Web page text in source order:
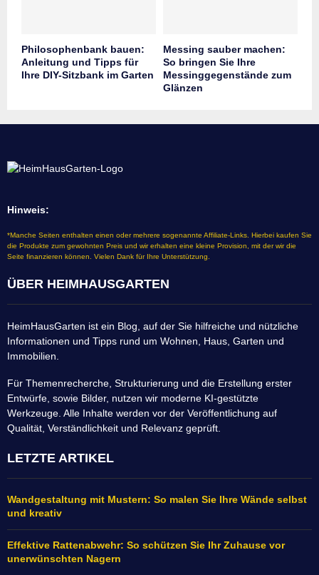
Philosophenbank bauen:
Anleitung und Tipps für
Ihre DIY-Sitzbank im Garten
Messing sauber machen:
So bringen Sie Ihre
Messinggegenstände zum
Glänzen
Hinweis:
*Manche Seiten enthalten einen oder mehrere sogenannte Affiliate-Links. Hierbei kaufen Sie
die Produkte zum gewohnten Preis und wir erhalten eine kleine Provision, mit der wir die
Seite finanzieren können. Vielen Dank für Ihre Unterstützung.
ÜBER HEIMHAUSGARTEN
HeimHausGarten ist ein Blog, auf der Sie hilfreiche und nützliche
Informationen und Tipps rund um Wohnen, Haus, Garten und
Immobilien.
Für Themenrecherche, Strukturierung und die Erstellung erster
Entwürfe, sowie Bilder, nutzen wir moderne KI-gestützte
Werkzeuge. Alle Inhalte werden vor der Veröffentlichung auf
Qualität, Verständlichkeit und Relevanz geprüft.
LETZTE ARTIKEL
Wandgestaltung mit Mustern: So malen Sie Ihre Wände selbst
und kreativ
Effektive Rattenabwehr: So schützen Sie Ihr Zuhause vor
unerwünschten Nagern